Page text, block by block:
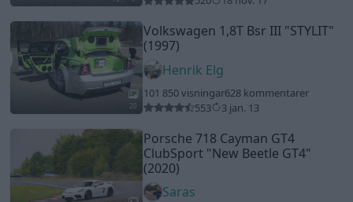
20
Volkswagen 1,8T Bsr III "STYLIT"
(1997)
Henrik Elg
101 850 visningar628 kommentarer
553
3 jan. 13
Porsche 718 Cayman GT4
ClubSport "New Beetle GT4"
(2020)
Saras